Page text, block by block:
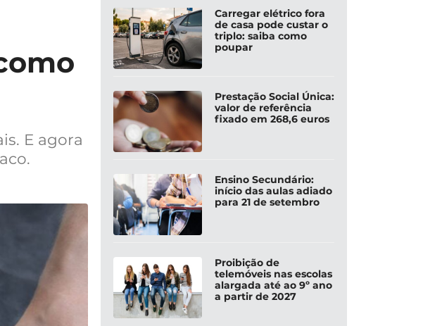
E agora
Carregar elétrico fora
de casa pode custar o
triplo: saiba como
poupar
Prestação Social Única:
valor de referência
fixado em 268,6 euros
Ensino Secundário:
início das aulas adiado
para 21 de setembro
Proibição de
telemóveis nas escolas
alargada até ao 9º ano
a partir de 2027